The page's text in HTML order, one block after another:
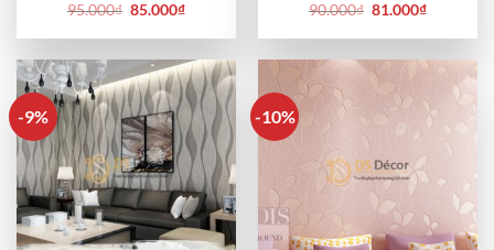
95.000₫ Giá
là:
85.000₫Giá
tại
85.000₫.
90.000₫ Giá
là:
81.000₫Giá
tại
81.000₫.
-9% -10%